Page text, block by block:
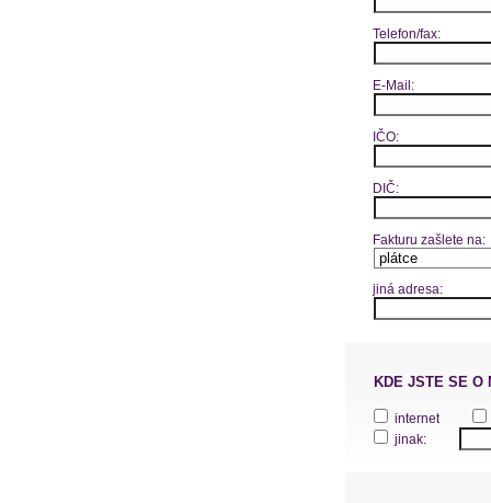
Telefon/fax:
E-Mail:
IČO:
DIČ:
Fakturu zašlete na:
jiná adresa:
KDE JSTE SE O
internet
jinak: